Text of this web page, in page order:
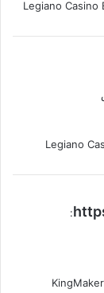
Legiano Casino
Legiano
: